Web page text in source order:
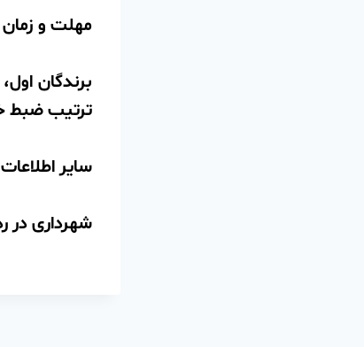
مهلت و زمان بازگشایی
برندگان
ترتیب ضبط
سایر
شهرداری در